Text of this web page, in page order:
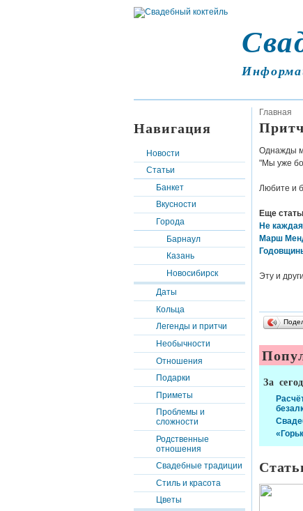
Навигация
Новости
Статьи
Банкет
Вкусности
Города
Барнаул
Казань
Новосибирск
Даты
Кольца
Легенды и притчи
Необычности
Отношения
Подарки
Приметы
Проблемы и
сложности
Родственные
отношения
Свадебные традиции
Стиль и красота
Цветы
Главная
Однажды
"Мы уже
Любите и
Еще
Не
Марш
Эту и
За